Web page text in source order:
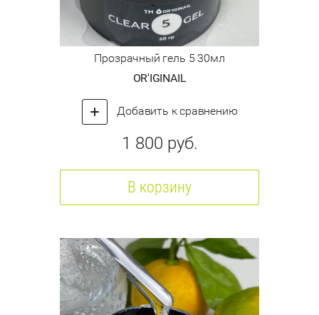
Прозрачный гель 5 30мл
OR'IGINAIL
Добавить к сравнению
1 800 руб.
В корзину